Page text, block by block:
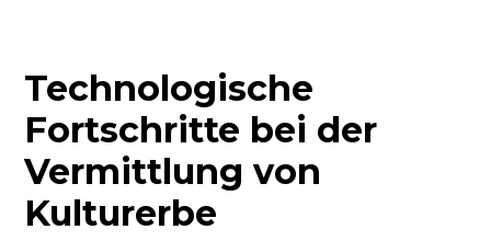
Technologische
Fortschritte bei der
Vermittlung von
Kulturerbe